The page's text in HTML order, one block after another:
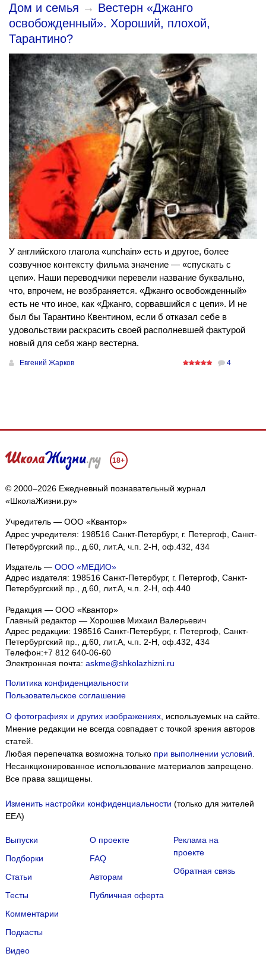
Дом и семья → Вестерн «Джанго
освобожденный». Хороший, плохой,
Тарантино?
У английского глагола «unchain» есть и другое, более
созвучное контексту фильма значение — «спускать с
цепи». Наши переводчики перевели название буквально,
что, впрочем, не возбраняется. «Джанго освобожденный»
есть не что иное, как «Джанго, сорвавшийся с цепи». И не
был бы Тарантино Квентином, если б отказал себе в
удовольствии раскрасить своей располневшей фактурой
новый для себя жанр вестерна.
Евгений Жарков 4
18+
© 2000–2026 Ежедневный познавательный журнал
«ШколаЖизни.ру»
Учредитель — ООО «Квантор»
Адрес учредителя: 198516 Санкт-Петербург, г. Петергоф, Санкт-
Петербургский пр., д.60, лит.А, ч.п. 2-Н, оф.432, 434
Издатель — ООО «МЕДИО»
Адрес издателя: 198516 Санкт-Петербург, г. Петергоф, Санкт-
Петербургский пр., д.60, лит.А, ч.п. 2-Н, оф.440
Редакция — ООО «Квантор»
Главный редактор — Хорошев Михаил Валерьевич
Адрес редакции: 198516 Санкт-Петербург, г. Петергоф Санкт-
Петербургский пр., д.60, лит.А, ч.п. 2-Н, оф.432, 434
Телефон:+7 812 640-06-60
Электронная почта: askme@shkolazhizni.ru
Политика конфиденциальности
Пользовательское соглашение
О фотографиях и других изображениях, используемых на сайте.
Мнение редакции не всегда совпадает с точкой зрения авторов
статей.
Любая перепечатка возможна только при выполнении условий
Несанкционированное использование материалов запрещено.
Все права защищены.
Изменить настройки конфиденциальности (только для жителей
EEA)
Выпуски
Подборки
Статьи
Тесты
Комментарии
Подкасты
Видео
О проекте
FAQ
Авторам
Публичная оферта
Реклама на
проекте
Обратная связь